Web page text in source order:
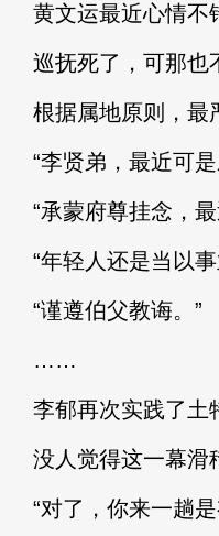
黄文运最近心情不错
巡抚死了，可那也不
根据属地原则，最严
“李贤弟，最近可是
“承蒙府尊挂念，最
“年轻人还是当以事
“谨遵伯父教诲。”
……
李郁再次实践了土特
没人觉得这一幕滑稽
“对了，你来一趟是